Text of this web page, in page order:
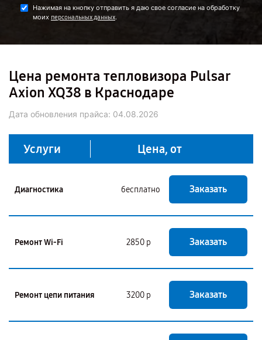
Нажимая на кнопку отправить я даю свое согласие на обработку
моих персональных данных.
Цена ремонта тепловизора Pulsar
Axion XQ38 в Краснодаре
Дата обновления прайса: 04.08.2026
Услуги Цена, от
Диагностика бесплатно Заказать
Ремонт Wi-Fi 2850 р Заказать
Ремонт цепи питания 3200 р Заказать